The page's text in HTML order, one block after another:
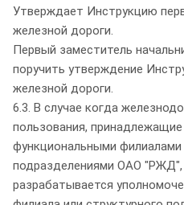
Утверждает Инструкцию
железной дороги.
Первый заместитель
поручить утверждение
железной дороги.
6.3. В случае когда
пользования,
функциональными филиалами
подразделениями ОАО "РЖД",
разрабатывается